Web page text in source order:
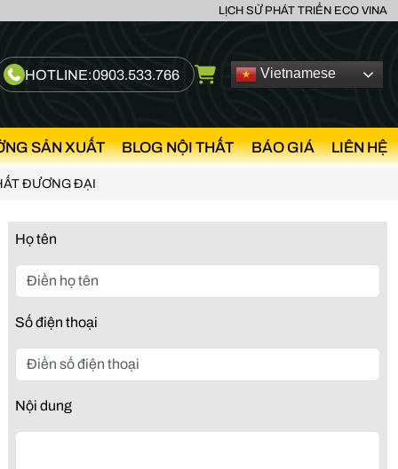
LỊCH SỬ PHÁT TRIỂN ECO VINA
HOTLINE:0903.533.766 Vietnamese
SẢN XUẤT BLOG NỘI THẤT BÁO GIÁ LIÊN HỆ
ĐƯƠNG ĐẠI
Họ tên
Số điện thoại
Nội dung